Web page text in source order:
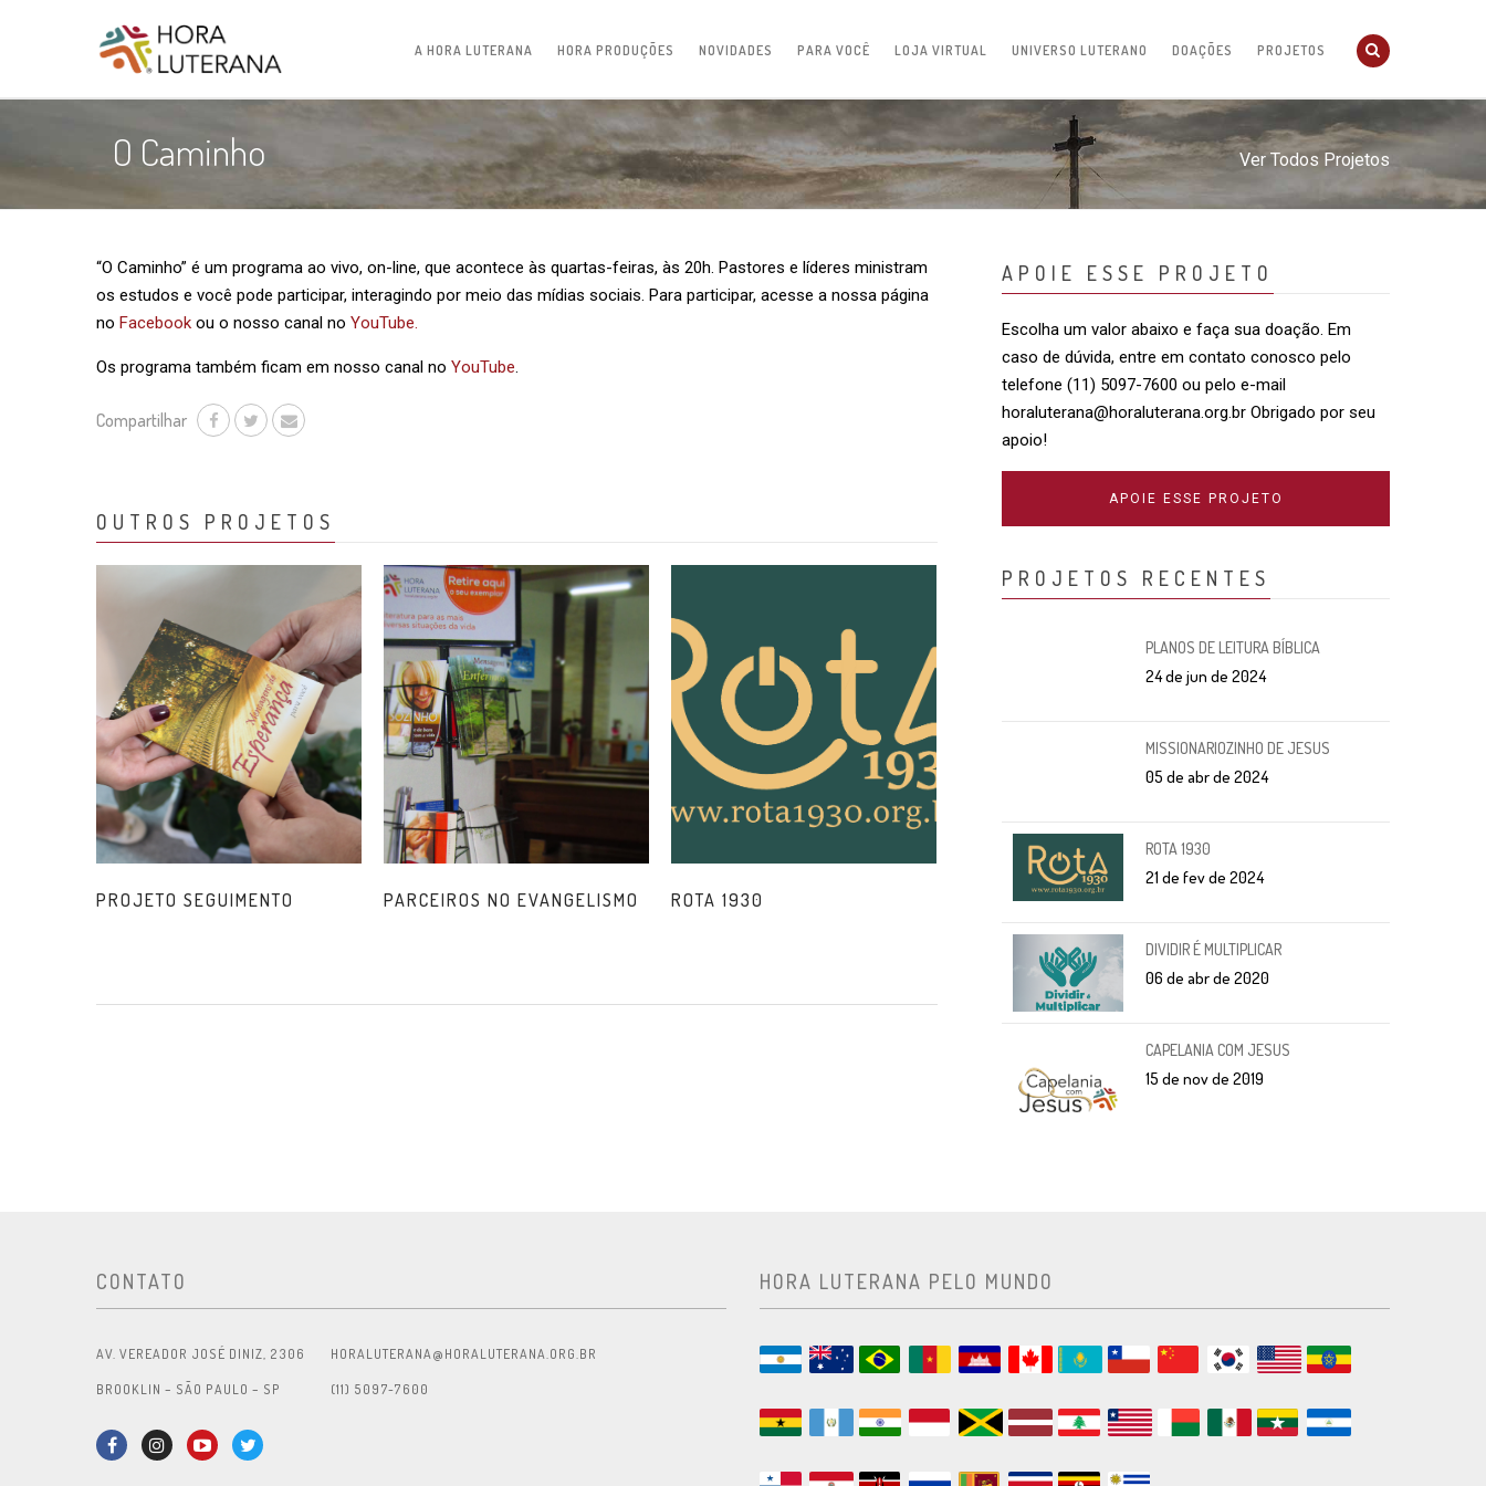
A HORA LUTERANA HORA PRODUÇÕES NOVIDADES PARA VOCÊ LOJA VIRTUAL UNIVERSO LUTERANO DOAÇÕES PROJETOS
O Caminho Ver Todos Projetos
“O Caminho” é um programa ao vivo, on-line, que acontece às quartas-feiras, às 20h. Pastores e líderes ministram
os estudos e você pode participar, interagindo por meio das mídias sociais. Para participar, acesse a nossa página
no Facebook ou o nosso canal no YouTube.
Os programa também ficam em nosso canal no YouTube.
Compartilhar
OUTROS PROJETOS
PROJETO SEGUIMENTO PARCEIROS NO EVANGELISMO ROTA 1930
APOIE ESSE PROJETO
Escolha um valor abaixo e faça sua doação. Em
caso de dúvida, entre em contato conosco pelo
telefone (11) 5097-7600 ou pelo e-mail
horaluterana@horaluterana.org.br Obrigado por seu
apoio!
APOIE ESSE PROJETO
PROJETOS RECENTES
PLANOS DE LEITURA BÍBLICA
24 de jun de 2024
MISSIONARIOZINHO DE JESUS
05 de abr de 2024
ROTA 1930
21 de fev de 2024
DIVIDIR É MULTIPLICAR
06 de abr de 2020
CAPELANIA COM JESUS
15 de nov de 2019
CONTATO
AV. VEREADOR JOSÉ DINIZ, 2306
BROOKLIN – SÃO PAULO – SP
HORALUTERANA@HORALUTERANA.ORG.BR
(11) 5097-7600
HORA LUTERANA PELO MUNDO